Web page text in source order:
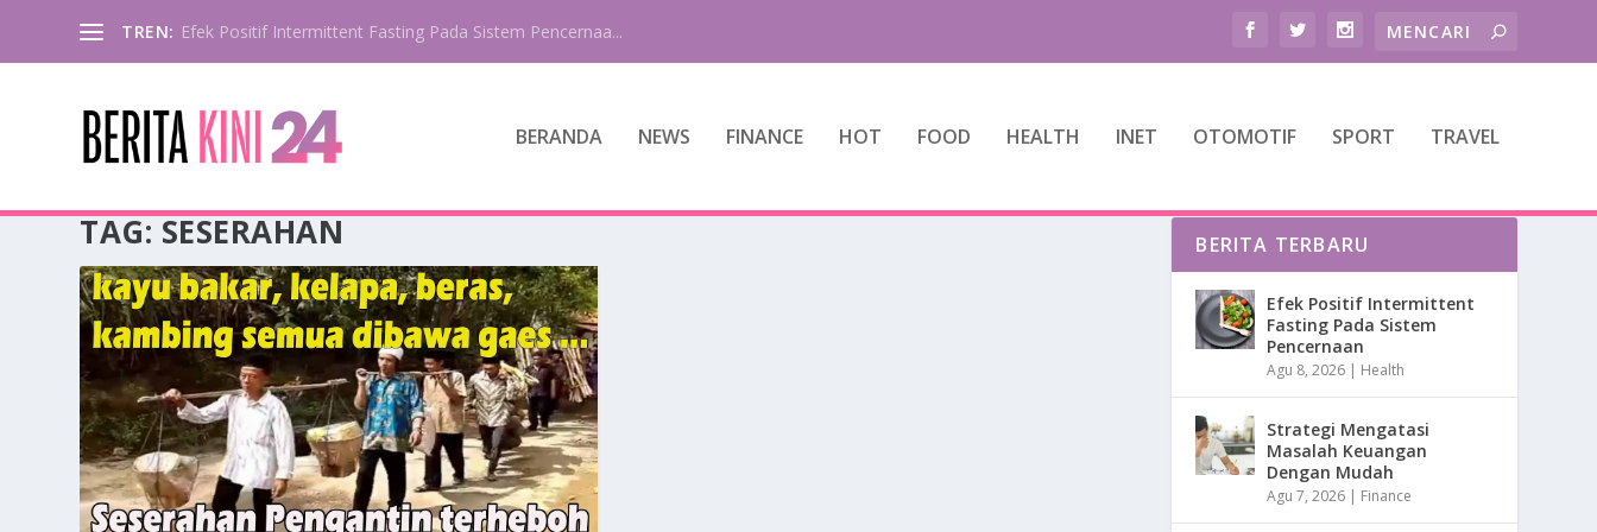
TREN: Efek Positif Intermittent Fasting Pada Sistem Pencernaa...
BERANDA NEWS FINANCE HOT FOOD HEALTH INET OTOMOTIF SPORT TRAVEL
TAG: SESERAHAN BERITA TERBARU
Efek Positif Intermittent
Fasting Pada Sistem
Pencernaan
Agu 8, 2026 | Health
Strategi Mengatasi
Masalah Keuangan
Dengan Mudah
Agu 7, 2026 | Finance